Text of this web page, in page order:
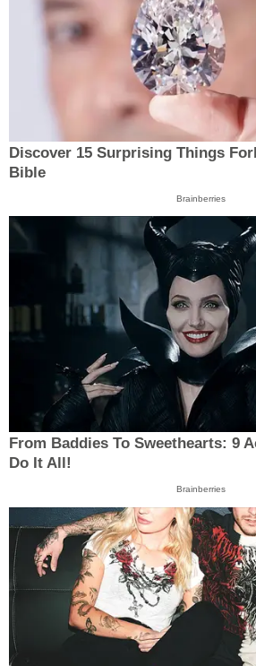
Discover 15 Surprising Things
Bible
Brainberries
From Baddies To Sweethearts: 9
Do It All!
Brainberries